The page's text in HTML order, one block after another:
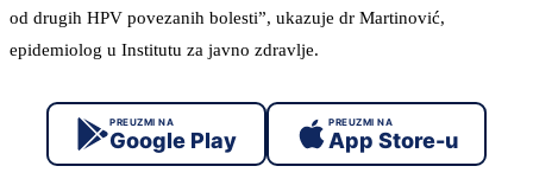
od drugih HPV povezanih bolesti”, ukazuje dr Martinović,
epidemiolog u Institutu za javno zdravlje.
PREUZMI NA
Google Play
PREUZMI NA
App Store-u